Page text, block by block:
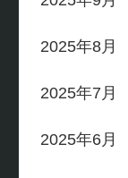
2025年8月
2025年7月
2025年6月